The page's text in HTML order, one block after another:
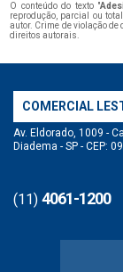
O conteúdo do texto "
reprodução, parcial ou
autor. Crime de violação
direitos autorais.
COMERCIAL
Av. Eldorado, 1009 -
Diadema - SP - CEP:
(11) 4061-1200